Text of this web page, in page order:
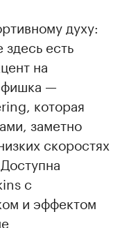
духу:
есть
на
фишка —
которая
заметно
скоростях
с
и эффектом